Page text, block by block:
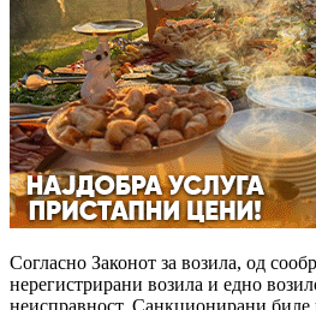
Согласно Законот за возила, од
нерегистрирани возила и едно
неисправност. Санкционирани биле